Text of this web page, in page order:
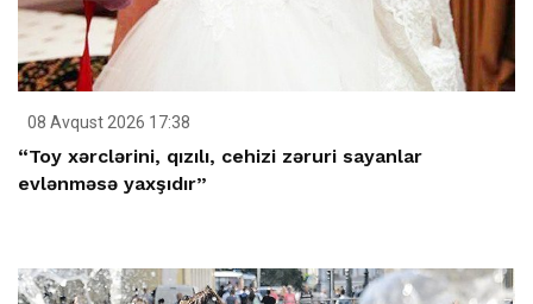
08 Avqust 2026 17:38
“Toy xərclərini, qızılı, cehizi zəruri sayanlar
evlənməsə yaxşıdır”